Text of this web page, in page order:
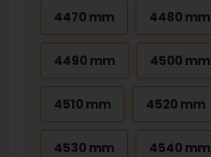
4470 mm 4480 mm
4490 mm 4500 mm
4510 mm 4520 mm
4530 mm 4540 mm